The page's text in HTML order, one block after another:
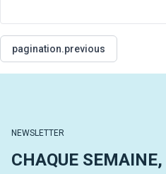
pagination.previous
NEWSLETTER
CHAQUE SEMAINE,